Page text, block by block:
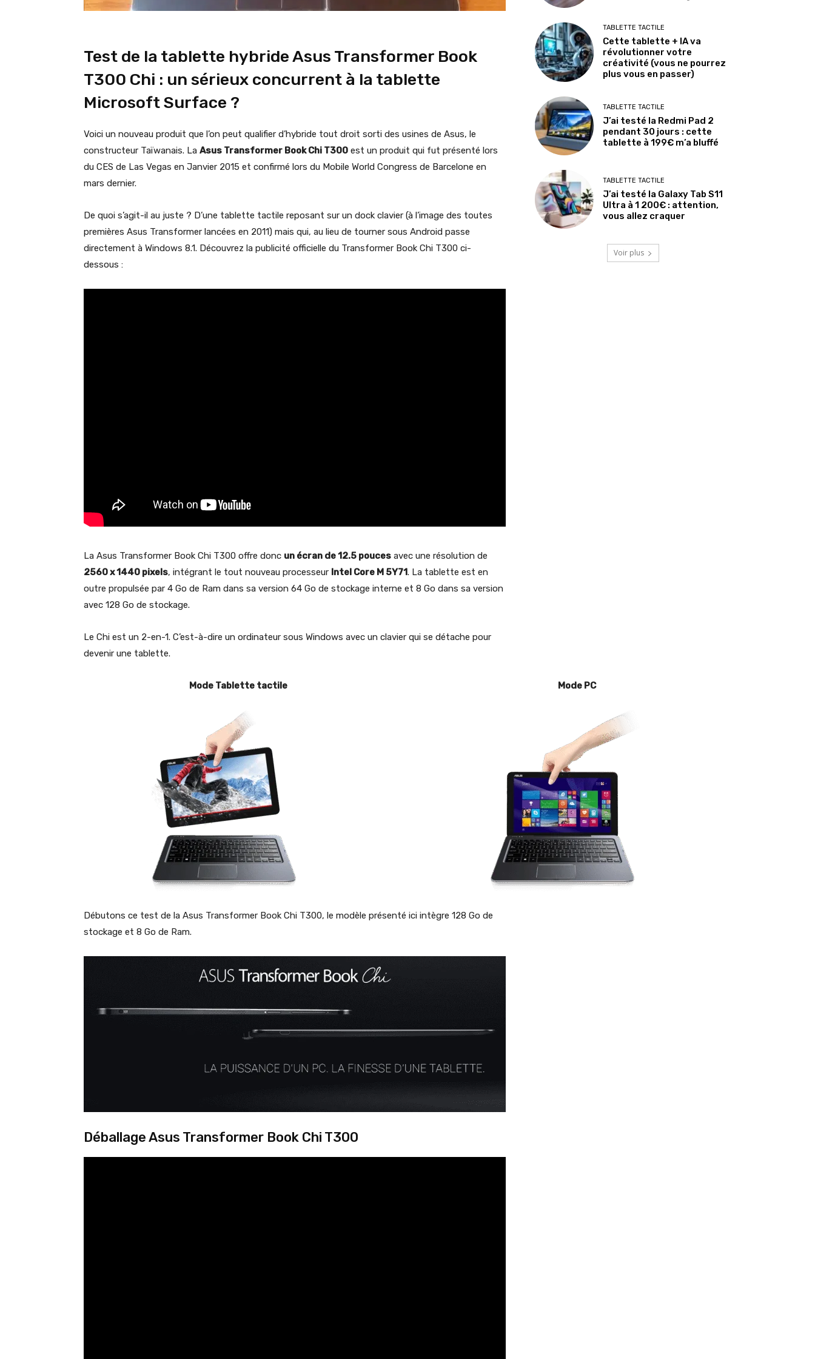
Test de la tablette hybride Asus Transformer Book
T300 Chi : un sérieux concurrent à la tablette
Microsoft Surface ?
Voici un nouveau produit que l’on peut qualifier d’hybride tout droit sorti des usines de Asus, le
constructeur Taïwanais. La Asus Transformer Book Chi T300 est un produit qui fut présenté lors
du CES de Las Vegas en Janvier 2015 et confirmé lors du Mobile World Congress de Barcelone en
mars dernier.
De quoi s’agit-il au juste ? D’une tablette tactile reposant sur un dock clavier (à l’image des toutes
premières Asus Transformer lancées en 2011) mais qui, au lieu de tourner sous Android passe
directement à Windows 8.1. Découvrez la publicité officielle du Transformer Book Chi T300 ci-
dessous :
La Asus Transformer Book Chi T300 offre donc un écran de 12.5 pouces avec une résolution de
2560 x 1440 pixels, intégrant le tout nouveau processeur Intel Core M 5Y71. La tablette est en
outre propulsée par 4 Go de Ram dans sa version 64 Go de stockage interne et 8 Go dans sa version
avec 128 Go de stockage.
Le Chi est un 2-en-1. C’est-à-dire un ordinateur sous Windows avec un clavier qui se détache pour
devenir une tablette.
Mode Tablette tactile Mode PC
Débutons ce test de la Asus Transformer Book Chi T300, le modèle présenté ici intègre 128 Go de
stockage et 8 Go de Ram.
Déballage Asus Transformer Book Chi T300
TABLETTE TACTILE
Cette tablette + IA va
révolutionner votre
créativité (vous ne pourrez
plus vous en passer)
TABLETTE TACTILE
J’ai testé la Redmi Pad 2
pendant 30 jours : cette
tablette à 199€ m’a bluffé
TABLETTE TACTILE
J’ai testé la Galaxy Tab S11
Ultra à 1 200€ : attention,
vous allez craquer
Voir plus